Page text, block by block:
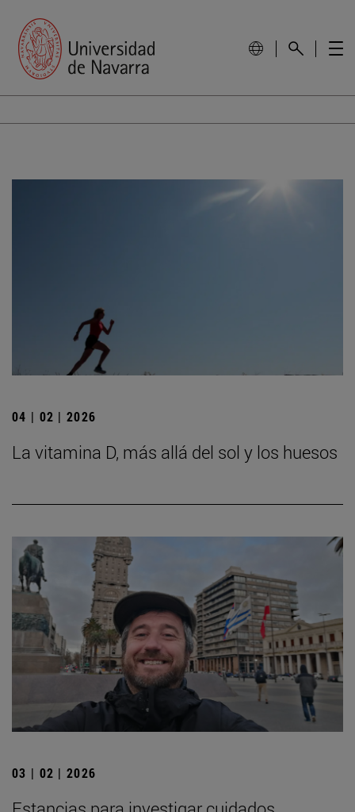
04 | 02 | 2026
La vitamina D, más allá del sol y los huesos
03 | 02 | 2026